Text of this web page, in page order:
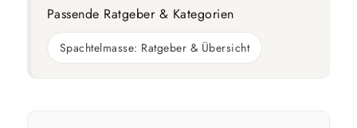
Passende Ratgeber & Kategorien
Spachtelmasse: Ratgeber & Übersicht